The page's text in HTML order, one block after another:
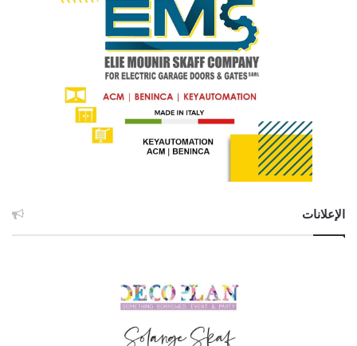
الإعلانات